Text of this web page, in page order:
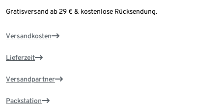
Gratisversand ab 29 € & kostenlose Rücksendung.
Versandkosten
Lieferzeit
Versandpartner
Packstation